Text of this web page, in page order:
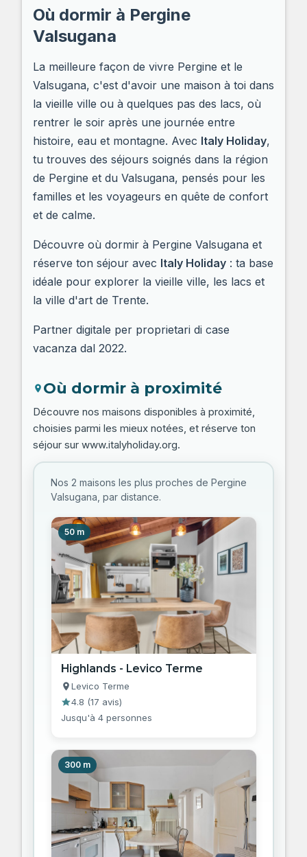
Où dormir à Pergine
Valsugana
La meilleure façon de vivre Pergine et le
Valsugana, c'est d'avoir une maison à toi dans
la vieille ville ou à quelques pas des lacs, où
rentrer le soir après une journée entre
histoire, eau et montagne. Avec Italy Holiday,
tu trouves des séjours soignés dans la région
de Pergine et du Valsugana, pensés pour les
familles et les voyageurs en quête de confort
et de calme.
Découvre où dormir à Pergine Valsugana et
réserve ton séjour avec Italy Holiday : ta base
idéale pour explorer la vieille ville, les lacs et
la ville d'art de Trente.
Partner digitale per proprietari di case
vacanza dal 2022.
Où dormir à proximité
Découvre nos maisons disponibles à proximité,
choisies parmi les mieux notées, et réserve ton
séjour sur www.italyholiday.org.
Nos 2 maisons les plus proches de Pergine
Valsugana, par distance.
50 m
Highlands - Levico Terme
Levico Terme
4.8 (17 avis)
Jusqu'à 4 personnes
300 m